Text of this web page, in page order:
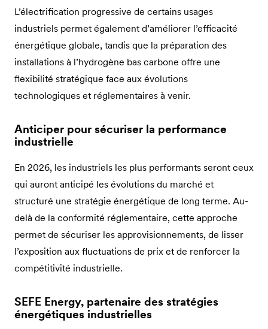
L’électrification progressive de certains usages
industriels permet également d’améliorer l’efficacité
énergétique globale, tandis que la préparation des
installations à l’hydrogène bas carbone offre une
flexibilité stratégique face aux évolutions
technologiques et réglementaires à venir.
Anticiper pour sécuriser la performance
industrielle
En 2026, les industriels les plus performants seront ceux
qui auront anticipé les évolutions du marché et
structuré une stratégie énergétique de long terme. Au-
delà de la conformité réglementaire, cette approche
permet de sécuriser les approvisionnements, de lisser
l’exposition aux fluctuations de prix et de renforcer la
compétitivité industrielle.
SEFE Energy, partenaire des stratégies
énergétiques industrielles